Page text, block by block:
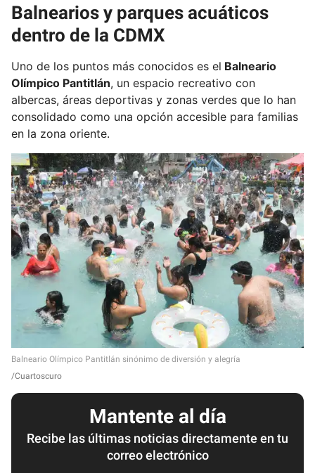
Balnearios y parques acuáticos
dentro de la CDMX
Uno de los puntos más conocidos es el Balneario
Olímpico Pantitlán, un espacio recreativo con
albercas, áreas deportivas y zonas verdes que lo han
consolidado como una opción accesible para familias
en la zona oriente.
Balneario Olímpico Pantitlán sinónimo de diversión y alegría
Cuartoscuro
Mantente al día
Recibe las últimas noticias directamente en tu
correo electrónico